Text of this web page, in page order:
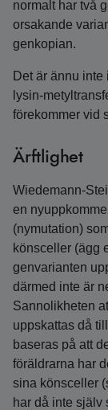
normalt har två
orsakande
genkopian.
Det är ännu
förekommer vid
Ärftlighet
en
(nymutation)
könsceller (ägg
genvarianten
därmed inte är
Sannolikheten
uppskattas då
baseras på att
föräldrarna har
sina könsceller
har då inte själv